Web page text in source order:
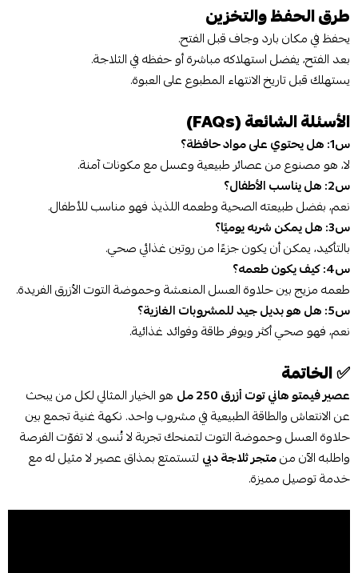
طرق الحفظ والتخزين
يحفظ في مكان بارد وجاف قبل الفتح.
بعد الفتح، يفضل استهلاكه مباشرة أو حفظه في الثلاجة.
يستهلك قبل تاريخ الانتهاء المطبوع على العبوة.
الأسئلة الشائعة (FAQs)
س1: هل يحتوي على مواد حافظة؟
لا، هو مصنوع من عصائر طبيعية وعسل مع مكونات آمنة.
س2: هل يناسب الأطفال؟
نعم، بفضل طبيعته الصحية وطعمه اللذيذ فهو مناسب للأطفال.
س3: هل يمكن شربه يوميًا؟
بالتأكيد، يمكن أن يكون جزءًا من روتين غذائي صحي.
س4: كيف يكون طعمه؟
طعمه مزيج بين حلاوة العسل المنعشة وحموضة التوت الأزرق الفريدة.
س5: هل هو بديل جيد للمشروبات الغازية؟
نعم، فهو صحي أكثر ويوفر طاقة وفوائد غذائية.
✅الخاتمة
عصير فيمتو هاني توت أزرق 250 مل
هو الخيار المثالي لكل من يبحث
عن الانتعاش والطاقة الطبيعية في مشروب واحد. نكهة غنية تجمع بين
حلاوة العسل وحموضة التوت لتمنحك تجربة لا تُنسى. لا تفوّت الفرصة
واطلبه الآن منمتجر ثلاجة دبي لتستمتع بمذاق عصير لا مثيل له مع
خدمة توصيل مميزة.